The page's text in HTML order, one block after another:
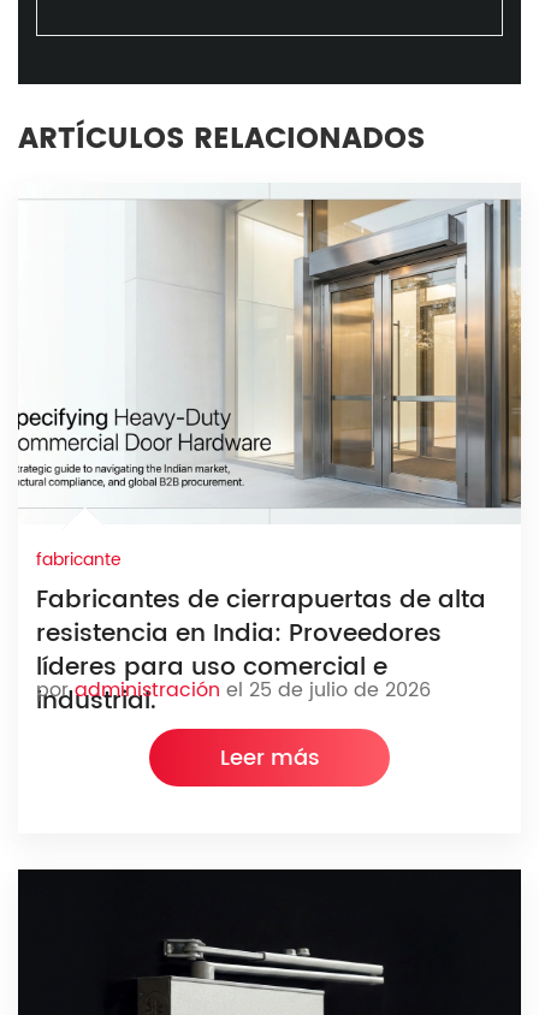
ARTÍCULOS RELACIONADOS
fabricante
Fabricantes de cierrapuertas de alta
resistencia en India: Proveedores
líderes para uso comercial e
industrial.
poradministración el 25 de julio de 2026
Leer más